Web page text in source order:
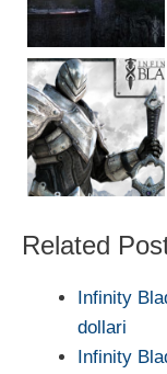
Related
Infinity
dollari
Infinity